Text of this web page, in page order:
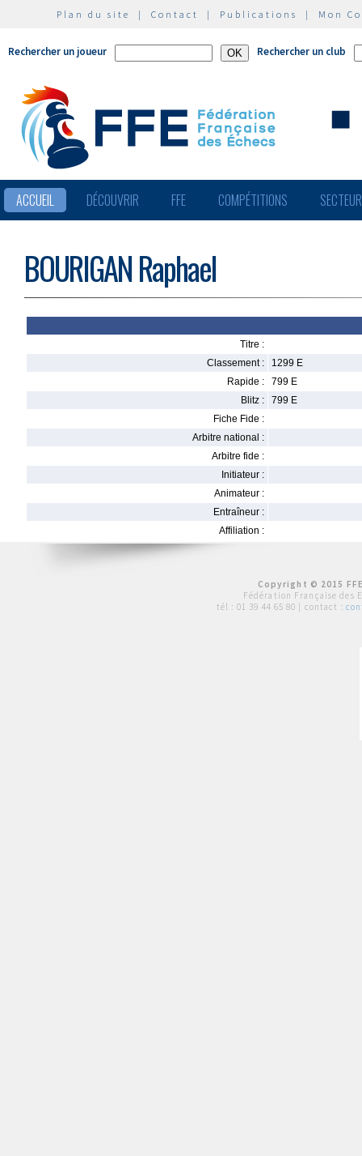
Plan du site | Contact | Publications | Mon
Rechercher un joueur Rechercher un club
ACCUEIL DÉCOUVRIR FFE COMPÉTITIONS
BOURIGAN Raphael
Titre :
Classement :
1299 E
Rapide :
799 E
Blitz :
799 E
Fiche Fide :
Arbitre national :
Arbitre fide :
Initiateur :
Animateur :
Entraîneur :
Affiliation :
Copyright © 2015
Fédération Française des
tél : 01 39 44 65 80 | contact :